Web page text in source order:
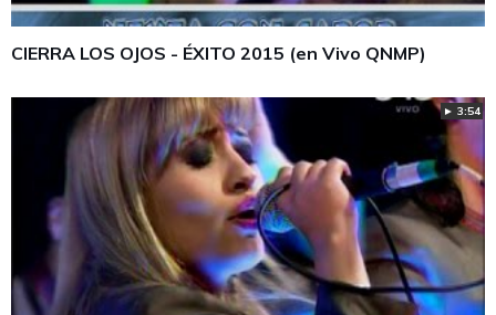
CIERRA LOS OJOS - ÉXITO 2015 (en Vivo QNMP)
► 3:54